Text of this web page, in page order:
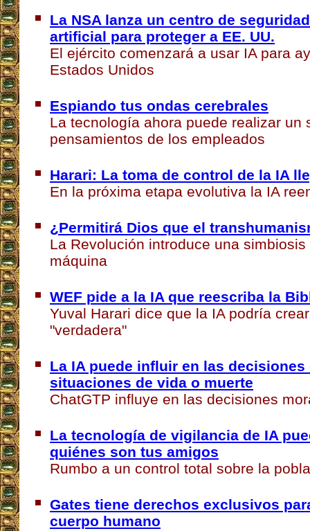
La NSA lanza un centro de
artificial para proteger a EE. UU.
El ejército comenzará a usar IA para
Estados Unidos
Espiando tus ondas cerebrales
La tecnología ahora puede realizar un
pensamientos de los empleados
Harari: La toma de control de la IA
En la próxima etapa evolutiva la IA
¿Permitirá Dios que el
La Revolución introduce una
máquina
WEF pide a la IA que reescriba la
Yuval Harari dice que la IA podría
"verdadera"
La IA puede influir en las
situaciones de vida o muerte
ChatGTP influye en las decisiones
La tecnología de vigilancia de IA
quiénes son tus amigos
Rumbo a un control total sobre la
Gates tiene derechos exclusivos
cuerpo humano